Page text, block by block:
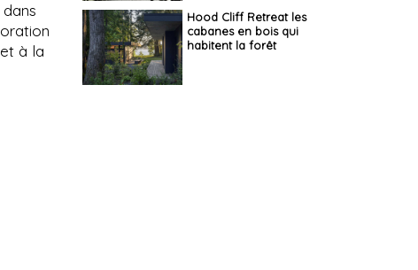
à la
Hood Cliff Retreat les
cabanes en bois qui
habitent la forêt